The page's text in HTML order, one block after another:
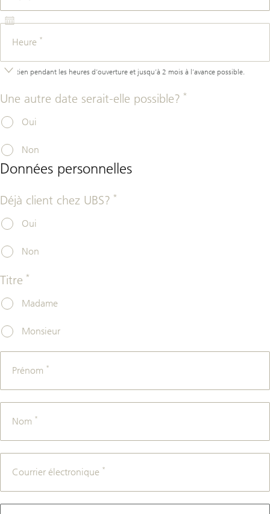
Heure *
Entretien pendant les heures d’ouverture et jusqu’à 2 mois à l’avance possible.
Une autre date serait-elle possible? *
Oui
Non
Données personnelles
Déjà client chez UBS? *
Oui
Non
Titre *
Madame
Monsieur
Prénom *
Nom *
Courrier électronique *
Téléphone